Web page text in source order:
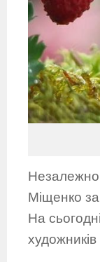
Незалежно
Міщенко
На